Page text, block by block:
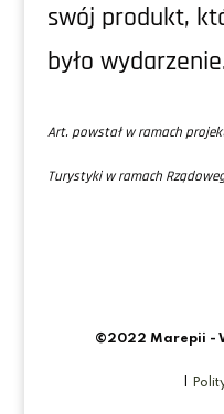
swój produkt,
było
Art. powstał w ramach
Turystyki w ramach
©2022 Marepii -